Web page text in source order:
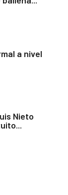
a nivel
Nieto